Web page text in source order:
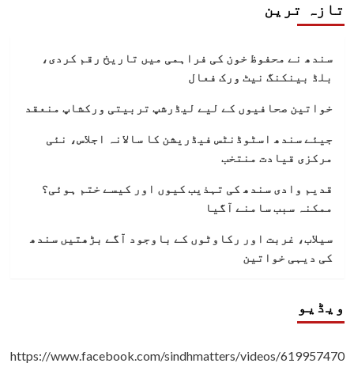
تازہ ترین
سندھ نے محفوظ خون کی فراہمی میں تاریخ رقم کردی،
بلڈ بینکنگ نیٹ ورک فعال
خواتین صحافیوں کے لیے لیڈرشپ تربیتی ورکشاپ منعقد
جیئے سندھ اسٹوڈنٹس فیڈریشن کا سالانہ اجلاس، نئی
مرکزی قیادت منتخب
قدیم وادی سندھ کی تہذیب کیوں اور کیسے ختم ہوئی؟
ممکنہ سبب سامنے آگیا
سیلاب، غربت اور رکاوٹوں کے باوجود آگے بڑھتیں سندھ
کی دیہی خواتین
ویڈیو
https://www.facebook.com/sindhmatters/videos/619957470